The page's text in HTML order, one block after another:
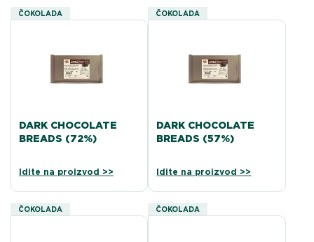
ČOKOLADA
DARK CHOCOLATE
BREADS (72%)
Idite na proizvod >>
ČOKOLADA
DARK CHOCOLATE
BREADS (57%)
Idite na proizvod >>
ČOKOLADA ČOKOLADA